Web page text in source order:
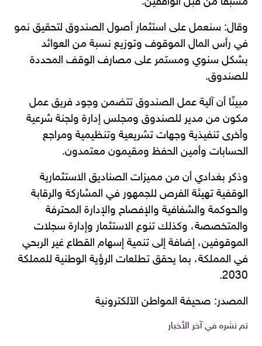
مسبقًا من قبل الواقفين.
وقال: سنعمل على استثمار أصول الصندوق لتحقيق نمو
في رأس المال الموقوف وتوزيع نسبة من العوائد
بشكل سنوي ومستمر على مصارف الوقف المحددة
للصندوق.
مبينًا أن آلية عمل الصندوق تتضمن وجود فريق عمل
مكون من مدير للصندوق ومجلس إدارة ولجنة شرعية
وأخرى تنفيذية وجهات تشريعية وتنظيمية ومراجع
الحسابات وأمين الحفظ ومقيمون معتمدون.
وذكر بغدادي أن من مميزات الصناديق الاستثمارية
الوقفية تهيئة الفرص للجمهور في المشاركة والرقابة
والحوكمة والشفافية والإفصاح والإدارة المحترفة
والمتخصصة، وكذلك تنوع الاستثمار وإدارة سجلات
الموقوفين، إضافة إلى تنمية إسهام القطاع غير الربحي
في المملكة، بما يحقق تطلعات الرؤية الوطنية للمملكة
2030.
المصدر: صحيفة المواطن الآلكترونية
تم نشره في آخر الأخبار